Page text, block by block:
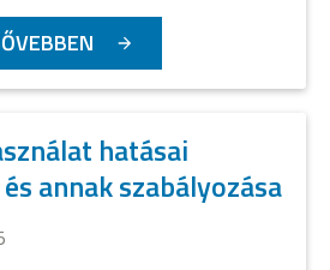
hatásai
annak szabályozása